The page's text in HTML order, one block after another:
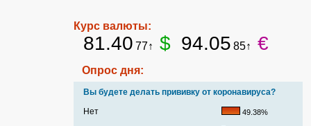
Курс валюты:
81.40 77↑ $ 94.05 85↑ €
Опрос дня:
Вы будете делать прививку от коронавируса?
Нет
49.38%